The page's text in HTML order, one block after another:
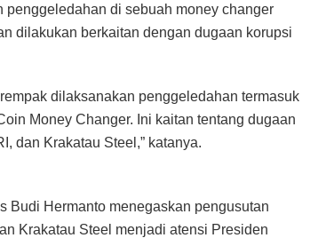
di sebuah money changer
dilakukan berkaitan dengan dugaan korupsi
dilaksanakan penggeledahan termasuk
Money Changer. Ini kaitan tentang dugaan
dan Krakatau Steel,” katanya.
Budi Hermanto menegaskan pengusutan
Krakatau Steel menjadi atensi Presiden